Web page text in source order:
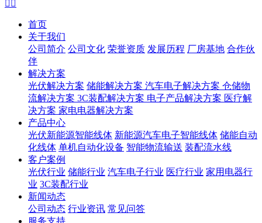
 
首页
关于我们
公司简介 公司文化 荣誉资质 发展历程 厂房基地 合作伙
伴
解决方案
光伏解决方案 储能解决方案 汽车电子解决方案 仓储物
流解决方案 3C装配解决方案 电子产品解决方案 医疗解
决方案 家电电器解决方案
产品中心
光伏新能源智能线体 新能源汽车电子智能线体 储能自动
化线体 单机自动化设备 智能物流输送 装配流水线
客户案例
光伏行业 储能行业 汽车电子行业 医疗行业 家用电器行
业 3C装配行业
新闻动态
公司动态 行业资讯 常见问答
服务支持